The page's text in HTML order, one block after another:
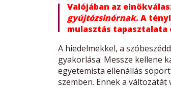
Valójában az
gyújtózsinórnak.A
mulasztás tapasztalata
A hiedelmekkel, a
gyakorlása. Messze kellene
egyetemista ellenállás
szemben. Ennek a